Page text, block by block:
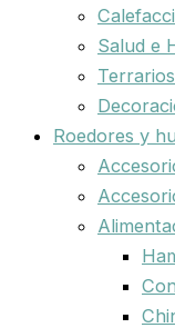
Salud e
Roedores y